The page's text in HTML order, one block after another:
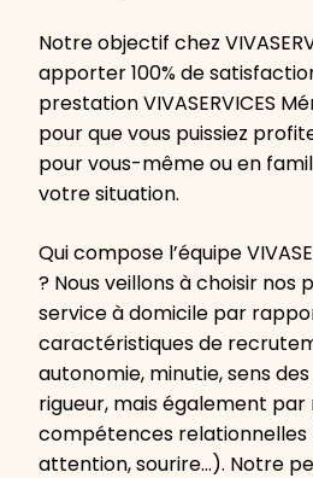
Notre objectif chez
apporter 100% de
prestation VIVASERVICES
pour que vous puissiez
pour vous-même ou en
votre situation.
Qui compose l’équipe
? Nous veillons à choisir nos
service à domicile par
caractéristiques de
autonomie, minutie, sens
rigueur, mais également
compétences relationnelles
attention, sourire…). Notre